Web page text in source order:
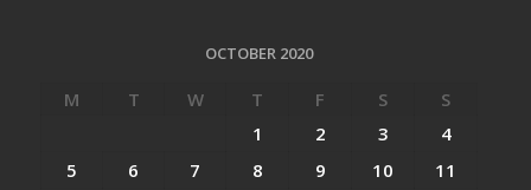
OCTOBER 2020
M T W T F S
S
1
2 3
4
5
6 7 8 9 10
11